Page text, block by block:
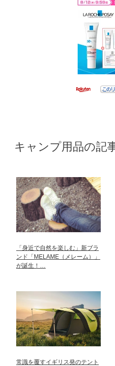
キャンプ用品の記
「身近で自然を楽しむ」新ブラ
ンド「MELAME（メレーム）」
が誕生！…
常識を覆すイギリス発のテント